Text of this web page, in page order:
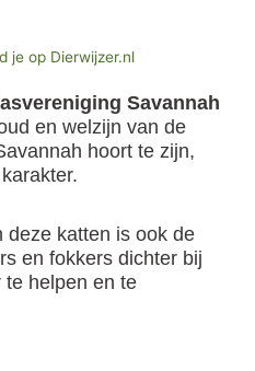
Savannah
en welzijn van de
hoort te zijn,
deze katten is ook de
en fokkers dichter bij
te helpen en te